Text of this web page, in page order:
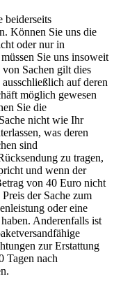
beiderseits
Können Sie uns die
oder nur in
Sie uns insoweit
Sachen gilt dies
auf deren
möglich gewesen
Sie die
nicht wie Ihr
was deren
sind
zu tragen,
und wenn der
von 40 Euro nicht
der Sache zum
oder eine
Anderenfalls ist
zur Erstattung
Tagen nach